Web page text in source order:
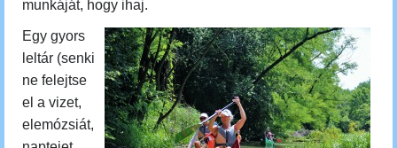
munkáját, hogy ihaj.
Egy gyors
leltár (senki
ne felejtse
el a vizet,
elemózsiát,